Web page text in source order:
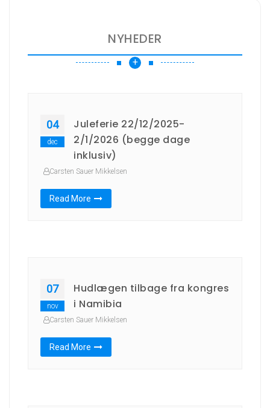
NYHEDER
+
04
dec
Juleferie 22/12/2025-
2/1/2026 (begge dage
inklusiv)
Carsten Sauer Mikkelsen
Read More
07
nov
Hudlægen tilbage fra kongres
i Namibia
Carsten Sauer Mikkelsen
Read More